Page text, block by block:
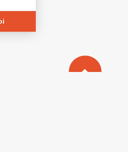
et de gérer vos